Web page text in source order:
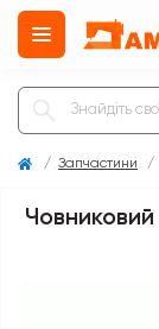
Запчастини